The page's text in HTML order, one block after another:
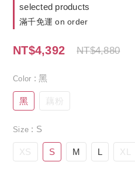
selected products
滿千免運 on order
NT$4,392 NT$4,880
Color : 黑
黑 藕粉
Size : S
XS S M L XL